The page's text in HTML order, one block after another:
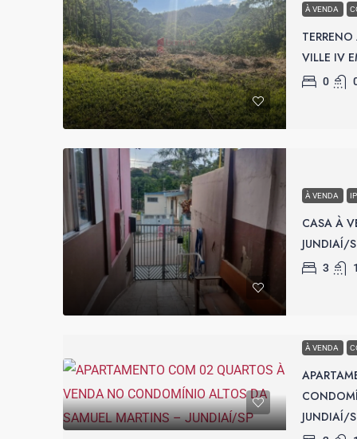
À VENDA
VILLE IV
0
À VENDA
CASA À
JUNDIAÍ/
3
À VENDA
JUNDIAÍ/